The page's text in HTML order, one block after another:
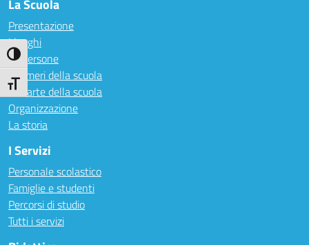
Attiva/disattiva alto contrasto
Attiva/disattiva dimensione testo
La Scuola
Presentazione
I luoghi
Le persone
I numeri della scuola
Le carte della scuola
Organizzazione
La storia
I Servizi
Personale scolastico
Famiglie e studenti
Percorsi di studio
Tutti i servizi